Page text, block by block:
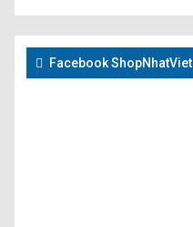
Facebook ShopNhatViet